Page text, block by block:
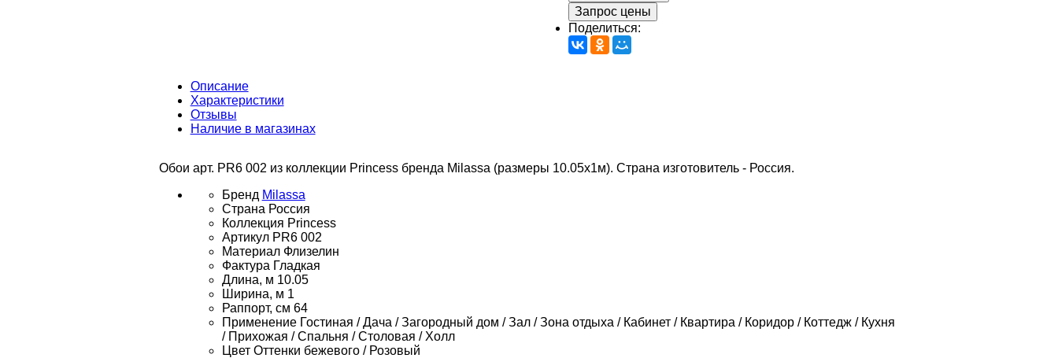
Запрос цены
Поделиться:
Описание
Характеристики
Отзывы
Наличие в магазинах
Обои арт. PR6 002 из коллекции Princess бренда Milassa (размеры 10.05х1м). Страна изготовитель - Россия.
Бренд Milassa
Страна Россия
Коллекция Princess
Артикул PR6 002
Материал Флизелин
Фактура Гладкая
Длина, м 10.05
Ширина, м 1
Раппорт, см 64
Применение Гостиная / Дача / Загородный дом / Зал / Зона отдыха / Кабинет / Квартира / Коридор / Коттедж / Кухня
/ Прихожая / Спальня / Столовая / Холл
Цвет Оттенки бежевого / Розовый